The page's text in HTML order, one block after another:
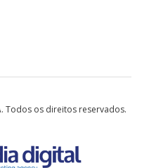
Todos os direitos reservados.